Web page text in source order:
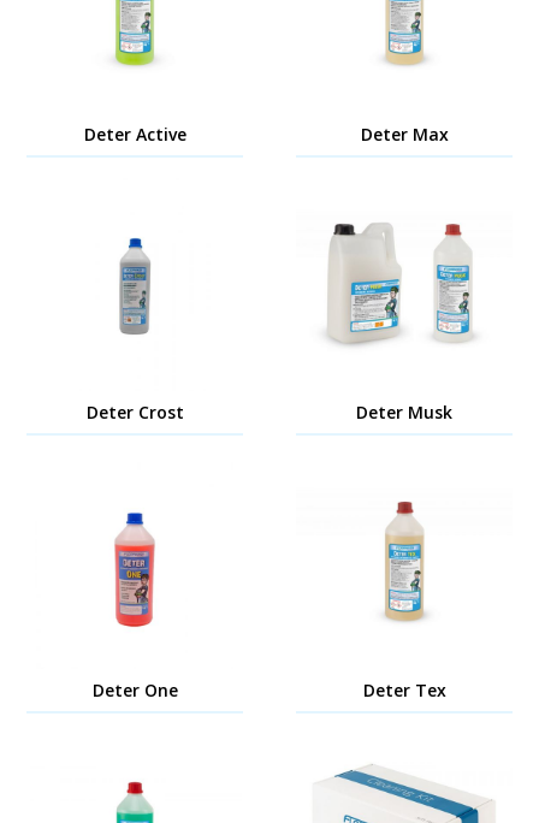
Deter Active Deter Max
Deter Crost Deter Musk
Deter One Deter Tex